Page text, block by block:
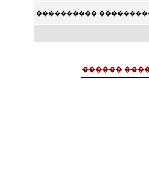
����������
������